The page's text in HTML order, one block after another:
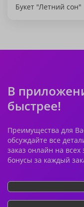
Букет "Летний сон"
В
быстрее!
Преимущества для
обсуждайте все
заказ онлайн на
бонусы за каждый